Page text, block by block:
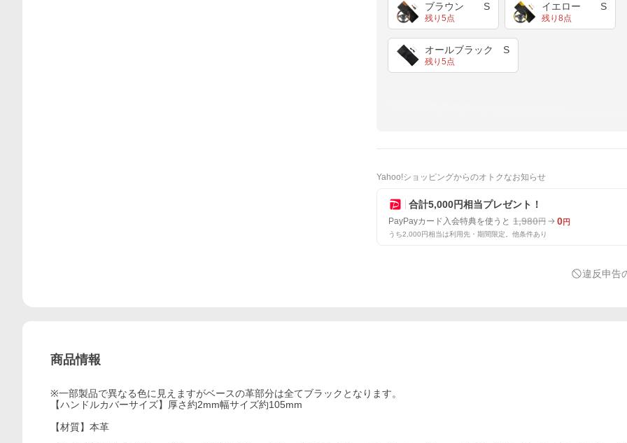
ブラウン S
残り5点
イエロー S
残り8点
オールブラック S
残り5点
Yahoo!ショッピングからのオトクなお知らせ
合計5,000円相当プレゼント！
PayPayカード入会特典を使うと 1,980円 0円
うち2,000円相当は利用先・期間限定。他条件あり
違反申告
商品情報
※一部製品で異なる色に見えますがベースの革部分は全てブラックとなります。
【ハンドルカバーサイズ】厚さ約2mm幅サイズ約105mm
【材質】本革